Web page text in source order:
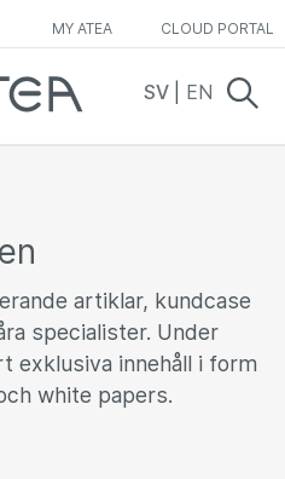
MY ATEA CLOUD PORTAL
SV EN
artiklar, kundcase
specialister. Under
exklusiva innehåll i form
white papers.